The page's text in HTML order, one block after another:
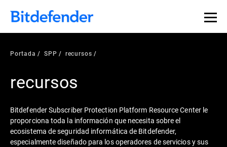
Portada SPP recursos
recursos
Bitdefender Subscriber Protection Platform Resource Center le
proporciona toda la información que necesita sobre el
ecosistema de seguridad informática de Bitdefender,
especialmente diseñado para los operadores de servicios y sus